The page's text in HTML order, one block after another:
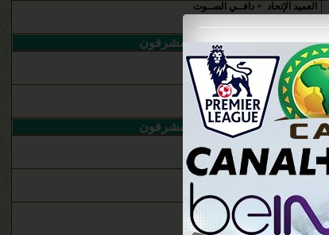
العميد الإتحاد +دافــي الصــوت
المشرفون
المشرفون
babay